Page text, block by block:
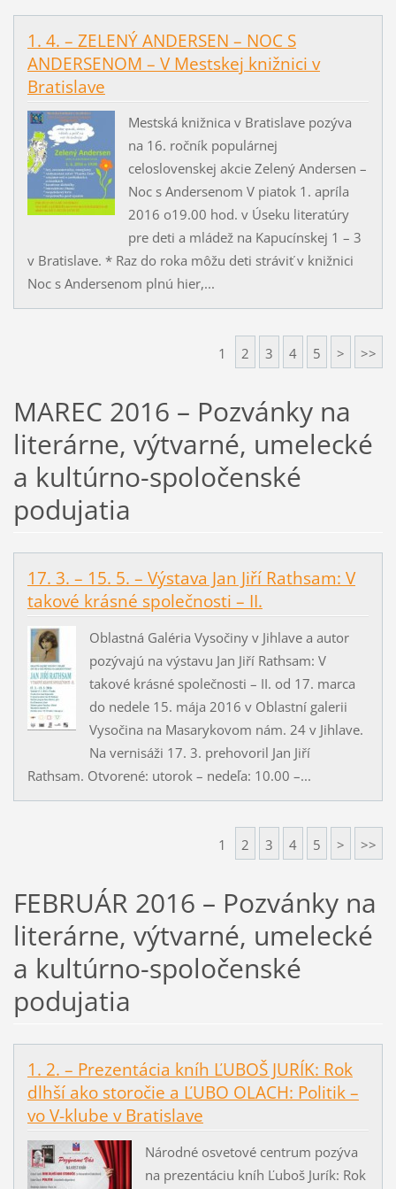
1. 4. – ZELENÝ ANDERSEN – NOC S
ANDERSENOM – V Mestskej knižnici v
Bratislave
Mestská knižnica v Bratislave pozýva
na 16. ročník populárnej
celoslovenskej akcie Zelený Andersen –
Noc s Andersenom V piatok 1. apríla
2016 o19.00 hod. v Úseku literatúry
pre deti a mládež na Kapucínskej 1 – 3
v Bratislave. * Raz do roka môžu deti stráviť v knižnici
Noc s Andersenom plnú hier,...
1 2 3 4 5 > >>
MAREC 2016 – Pozvánky na
literárne, výtvarné, umelecké
a kultúrno-spoločenské
podujatia
17. 3. – 15. 5. – Výstava Jan Jiří Rathsam: V
takové krásné společnosti – II.
Oblastná Galéria Vysočiny v Jihlave a autor
pozývajú na výstavu Jan Jiří Rathsam: V
takové krásné společnosti – II. od 17. marca
do nedele 15. mája 2016 v Oblastní galerii
Vysočina na Masarykovom nám. 24 v Jihlave.
Na vernisáži 17. 3. prehovoril Jan Jiří
Rathsam. Otvorené: utorok – nedeľa: 10.00 –...
1 2 3 4 5 > >>
FEBRUÁR 2016 – Pozvánky na
literárne, výtvarné, umelecké
a kultúrno-spoločenské
podujatia
1. 2. – Prezentácia kníh ĽUBOŠ JURÍK: Rok
dlhší ako storočie a ĽUBO OLACH: Politik –
vo V-klube v Bratislave
Národné osvetové centrum pozýva
na prezentáciu kníh Ľuboš Jurík: Rok